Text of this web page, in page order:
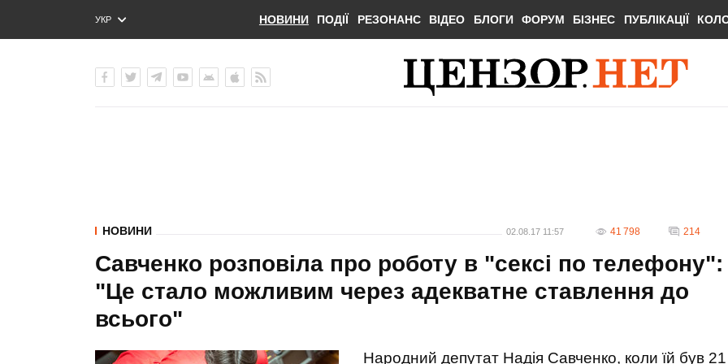
УКР
ENG
НОВИНИ ПОДІЇ РЕЗОНАНС ВІДЕО БЛОГИ ФОРУМ БІЗНЕС ПУБЛІКАЦІЇ
НОВИНИ 02.08.17 11:57 41 798 214
Савченко розповіла про роботу в "сексі по телефону":
"Це стало можливим через адекватне ставлення до
всього"
Народний депутат Надія Савченко, коли їй був 21